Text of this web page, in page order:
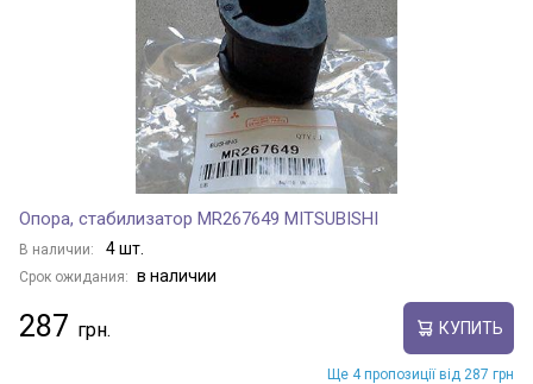
Опора, стабилизатор MR267649 MITSUBISHI
В наличии: 4 шт.
Срок ожидания: в наличии
287 КУПИТЬ
Ще 4 пропозиції від 287 грн